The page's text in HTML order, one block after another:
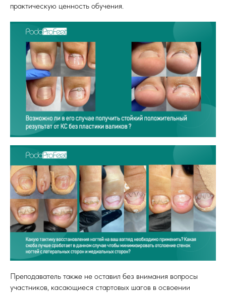
практическую ценность обучения.
Преподаватель также не оставил без внимания вопросы
участников, касающиеся стартовых шагов в освоении